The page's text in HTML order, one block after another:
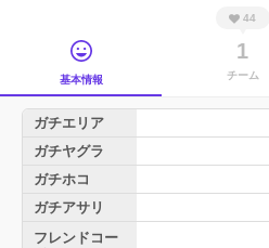
基本情報
44
1
チーム
ガチエリア
ガチヤグラ
ガチホコ
ガチアサリ
フレンドコー